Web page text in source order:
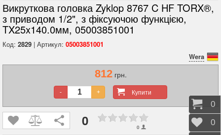
Викруткова головка Zyklop 8767 C HF TORX®,
з приводом 1/2", з фіксуючою функцією,
TX25x140.0мм, 05003851001
Код: 2829 | Артикул: 05003851001
Wera
812грн.
Купити
- +
0 0
0
0